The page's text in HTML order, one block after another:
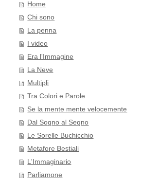
Home
Chi sono
La penna
I video
Era l'Immagine
La Neve
Multipli
Tra Colori e Parole
Se la mente mente velocemente
Dal Sogno al Segno
Le Sorelle Buchicchio
Metafore Bestiali
L'Immaginario
Parliamone